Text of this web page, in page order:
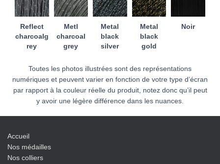
Reflect
charcoalg
rey
Metl
charcoal
grey
Metal
black
silver
Metal
black
gold
Noir
Toutes les photos illustrées sont des représentations
numériques et peuvent varier en fonction de votre type d’écran
par rapport à la couleur réelle du produit, notez donc qu’il peut
y avoir une légère différence dans les nuances.
Accueil
Nos médailles
Nos colliers